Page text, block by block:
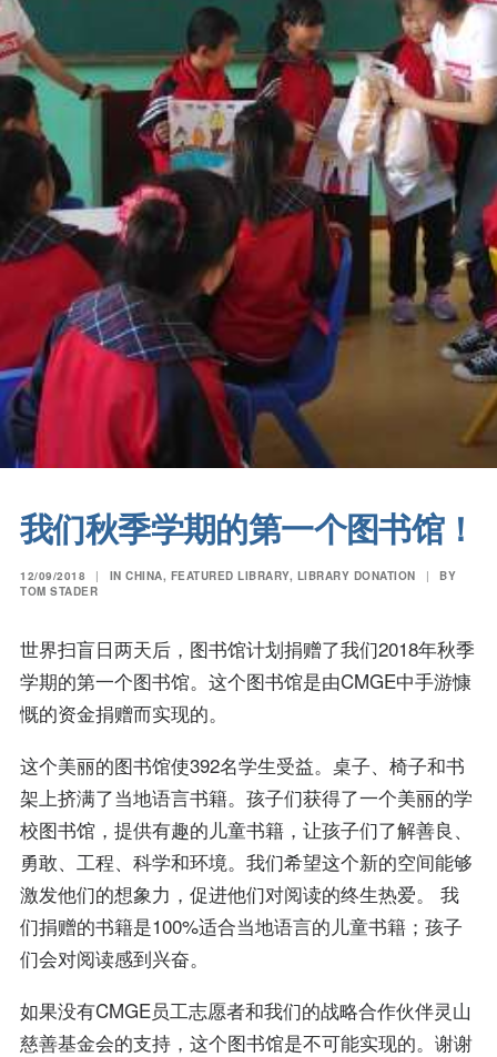
我们秋季学期的第一个图书馆！
12/09/2018 | IN CHINA, FEATURED LIBRARY, LIBRARY DONATION |
BY
TOM STADER
世界扫盲日两天后，图书馆计划捐赠了我们2018年秋季
学期的第一个图书馆。这个图书馆是由CMGE中手游慷
慨的资金捐赠而实现的。
这个美丽的图书馆使392名学生受益。桌子、椅子和书
架上挤满了当地语言书籍。孩子们获得了一个美丽的学
校图书馆，提供有趣的儿童书籍，让孩子们了解善良、
勇敢、工程、科学和环境。我们希望这个新的空间能够
激发他们的想象力，促进他们对阅读的终生热爱。 我
们捐赠的书籍是100%适合当地语言的儿童书籍；孩子
们会对阅读感到兴奋。
如果没有CMGE员工志愿者和我们的战略合作伙伴灵山
慈善基金会的支持，这个图书馆是不可能实现的。谢谢